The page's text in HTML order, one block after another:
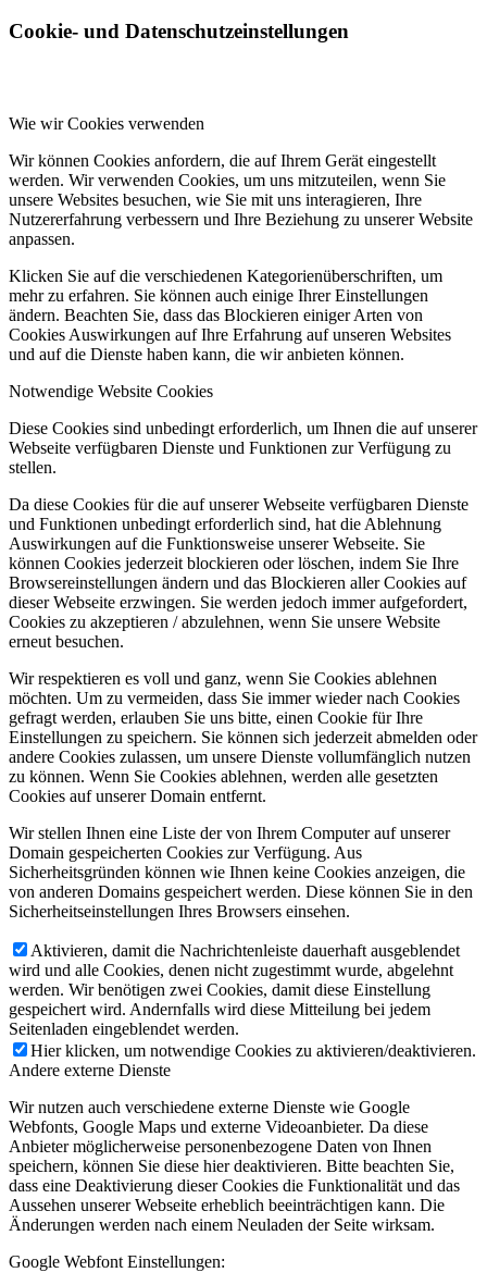
Cookie- und Datenschutzeinstellungen
Wie wir Cookies verwenden
Wir können Cookies anfordern, die auf Ihrem Gerät eingestellt
werden. Wir verwenden Cookies, um uns mitzuteilen, wenn Sie
unsere Websites besuchen, wie Sie mit uns interagieren, Ihre
Nutzererfahrung verbessern und Ihre Beziehung zu unserer Website
anpassen.
Klicken Sie auf die verschiedenen Kategorienüberschriften, um
mehr zu erfahren. Sie können auch einige Ihrer Einstellungen
ändern. Beachten Sie, dass das Blockieren einiger Arten von
Cookies Auswirkungen auf Ihre Erfahrung auf unseren Websites
und auf die Dienste haben kann, die wir anbieten können.
Notwendige Website Cookies
Diese Cookies sind unbedingt erforderlich, um Ihnen die auf unserer
Webseite verfügbaren Dienste und Funktionen zur Verfügung zu
stellen.
Da diese Cookies für die auf unserer Webseite verfügbaren Dienste
und Funktionen unbedingt erforderlich sind, hat die Ablehnung
Auswirkungen auf die Funktionsweise unserer Webseite. Sie
können Cookies jederzeit blockieren oder löschen, indem Sie Ihre
Browsereinstellungen ändern und das Blockieren aller Cookies auf
dieser Webseite erzwingen. Sie werden jedoch immer aufgefordert,
Cookies zu akzeptieren / abzulehnen, wenn Sie unsere Website
erneut besuchen.
Wir respektieren es voll und ganz, wenn Sie Cookies ablehnen
möchten. Um zu vermeiden, dass Sie immer wieder nach Cookies
gefragt werden, erlauben Sie uns bitte, einen Cookie für Ihre
Einstellungen zu speichern. Sie können sich jederzeit abmelden oder
andere Cookies zulassen, um unsere Dienste vollumfänglich nutzen
zu können. Wenn Sie Cookies ablehnen, werden alle gesetzten
Cookies auf unserer Domain entfernt.
Wir stellen Ihnen eine Liste der von Ihrem Computer auf unserer
Domain gespeicherten Cookies zur Verfügung. Aus
Sicherheitsgründen können wie Ihnen keine Cookies anzeigen, die
von anderen Domains gespeichert werden. Diese können Sie in den
Sicherheitseinstellungen Ihres Browsers einsehen.
Aktivieren, damit die Nachrichtenleiste dauerhaft ausgeblendet
wird und alle Cookies, denen nicht zugestimmt wurde, abgelehnt
werden. Wir benötigen zwei Cookies, damit diese Einstellung
gespeichert wird. Andernfalls wird diese Mitteilung bei jedem
Seitenladen eingeblendet werden.
Hier klicken, um notwendige Cookies zu aktivieren/deaktivieren.
Andere externe Dienste
Wir nutzen auch verschiedene externe Dienste wie Google
Webfonts, Google Maps und externe Videoanbieter. Da diese
Anbieter möglicherweise personenbezogene Daten von Ihnen
speichern, können Sie diese hier deaktivieren. Bitte beachten Sie,
dass eine Deaktivierung dieser Cookies die Funktionalität und das
Aussehen unserer Webseite erheblich beeinträchtigen kann. Die
Änderungen werden nach einem Neuladen der Seite wirksam.
Google Webfont Einstellungen: